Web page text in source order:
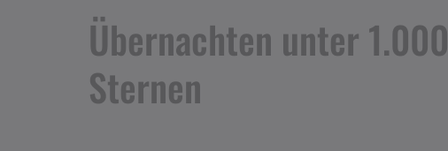
Übernachten unter 1.000
Sternen